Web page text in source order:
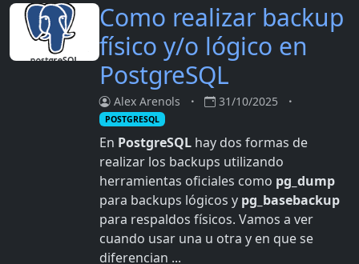
Como realizar backup
físico y/o lógico en
PostgreSQL
Alex Arenols 31/10/2025
POSTGRESQL
En PostgreSQL hay dos formas de
realizar los backups utilizando
herramientas oficiales como pg_dump
para backups lógicos y pg_basebackup
para respaldos físicos. Vamos a ver
cuando usar una u otra y en que se
diferencian ...